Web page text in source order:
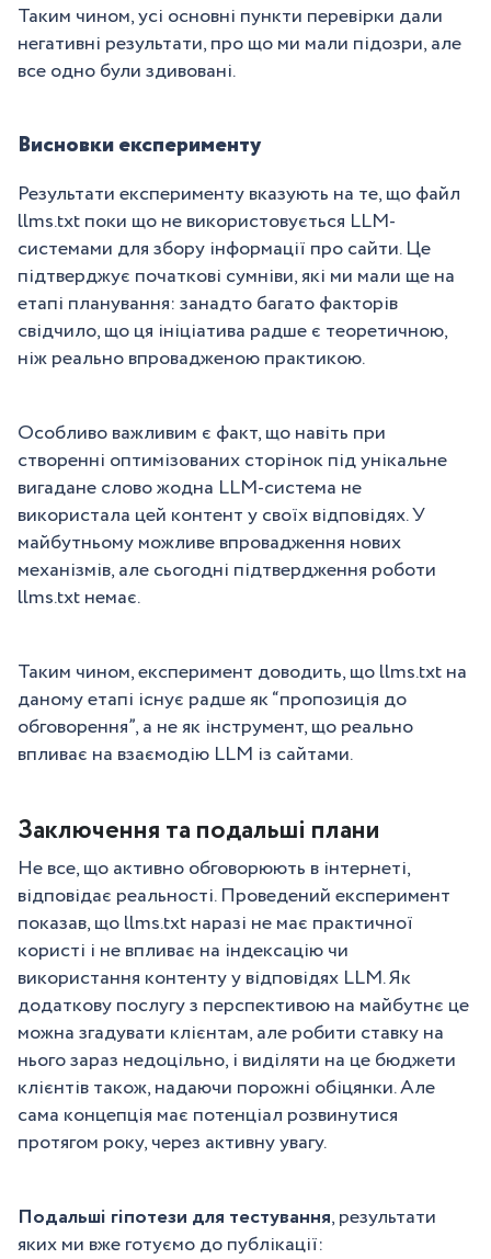
Таким чином, усі основні пункти перевірки дали
негативні результати, про що ми мали підозри, але
все одно були здивовані.
Висновки експерименту
Результати експерименту вказують на те, що файл
llms.txt поки що не використовується LLM-
системами для збору інформації про сайти. Це
підтверджує початкові сумніви, які ми мали ще на
етапі планування: занадто багато факторів
свідчило, що ця ініціатива радше є теоретичною,
ніж реально впровадженою практикою.
Особливо важливим є факт, що навіть при
створенні оптимізованих сторінок під унікальне
вигадане слово жодна LLM-система не
використала цей контент у своїх відповідях. У
майбутньому можливе впровадження нових
механізмів, але сьогодні підтвердження роботи
llms.txt немає.
Таким чином, експеримент доводить, що llms.txt на
даному етапі існує радше як “пропозиція до
обговорення”, а не як інструмент, що реально
впливає на взаємодію LLM із сайтами.
Заключення та подальші плани
Не все, що активно обговорюють в інтернеті,
відповідає реальності. Проведений експеримент
показав, що llms.txt наразі не має практичної
користі і не впливає на індексацію чи
використання контенту у відповідях LLM. Як
додаткову послугу з перспективою на майбутнє це
можна згадувати клієнтам, але робити ставку на
нього зараз недоцільно, і виділяти на це бюджети
клієнтів також, надаючи порожні обіцянки. Але
сама концепція має потенціал розвинутися
протягом року, через активну увагу.
Подальші гіпотези для тестування, результати
яких ми вже готуємо до публікації: